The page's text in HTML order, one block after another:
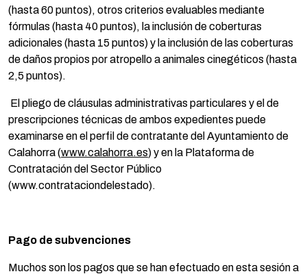
(hasta 60 puntos), otros criterios evaluables mediante
fórmulas (hasta 40 puntos), la inclusión de coberturas
adicionales (hasta 15 puntos) y la inclusión de las coberturas
de daños propios por atropello a animales cinegéticos (hasta
2,5 puntos).
El pliego de cláusulas administrativas particulares y el de
prescripciones técnicas de ambos expedientes puede
examinarse en el perfil de contratante del Ayuntamiento de
Calahorra (www.calahorra.es) y en la Plataforma de
Contratación del Sector Público
(www.contrataciondelestado).
Pago de subvenciones
Muchos son los pagos que se han efectuado en esta sesión a